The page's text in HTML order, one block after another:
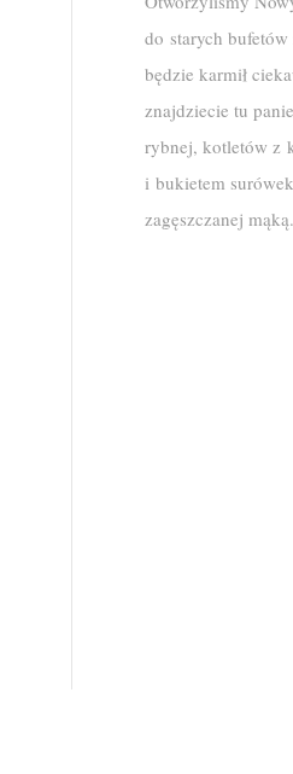
do starych
będzie karmił
znajdziecie tu
rybnej, kotletów z
i bukietem
zagęszczanej mąką.